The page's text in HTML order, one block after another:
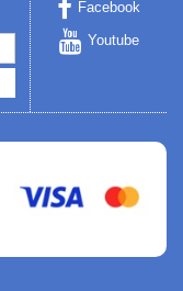
Facebook
Youtube